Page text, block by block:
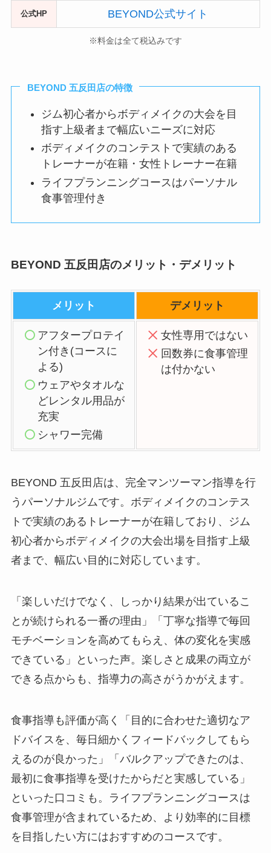
公式HP BEYOND公式サイト
※料金は全て税込みです
BEYOND 五反田店の特徴
ジム初心者からボディメイクの大会を目
指す上級者まで幅広いニーズに対応
ボディメイクのコンテストで実績のある
トレーナーが在籍・女性トレーナー在籍
ライフプランニングコースはパーソナル
食事管理付き
BEYOND 五反田店のメリット・デメリット
メリット デメリット
アフタープロテイ
ン付き(コースに
よる)
ウェアやタオルな
どレンタル用品が
充実
シャワー完備
女性専用ではない
回数券に食事管理
は付かない
BEYOND 五反田店は、完全マンツーマン指導を行
うパーソナルジムです。ボディメイクのコンテス
トで実績のあるトレーナーが在籍しており、ジム
初心者からボディメイクの大会出場を目指す上級
者まで、幅広い目的に対応しています。
「楽しいだけでなく、しっかり結果が出ているこ
とが続けられる一番の理由」「丁寧な指導で毎回
モチベーションを高めてもらえ、体の変化を実感
できている」といった声。楽しさと成果の両立が
できる点からも、指導力の高さがうかがえます。
食事指導も評価が高く「目的に合わせた適切なア
ドバイスを、毎日細かくフィードバックしてもら
えるのが良かった」「バルクアップできたのは、
最初に食事指導を受けたからだと実感している」
といった口コミも。ライフプランニングコースは
食事管理が含まれているため、より効率的に目標
を目指したい方にはおすすめのコースです。